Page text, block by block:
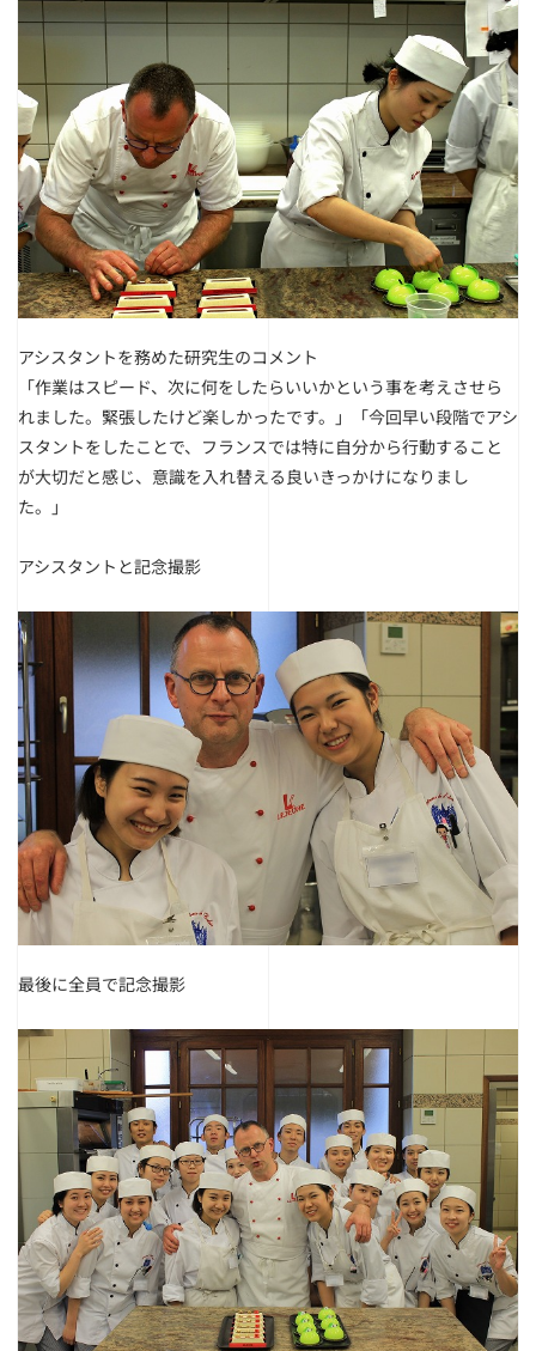
アシスタントを務めた研究生のコメント
「作業はスピード、次に何をしたらいいかという事を考えさせら
れました。緊張したけど楽しかったです。」「今回早い段階でアシ
スタントをしたことで、フランスでは特に自分から行動すること
が大切だと感じ、意識を入れ替える良いきっかけになりまし
た。」
アシスタントと記念撮影
最後に全員で記念撮影